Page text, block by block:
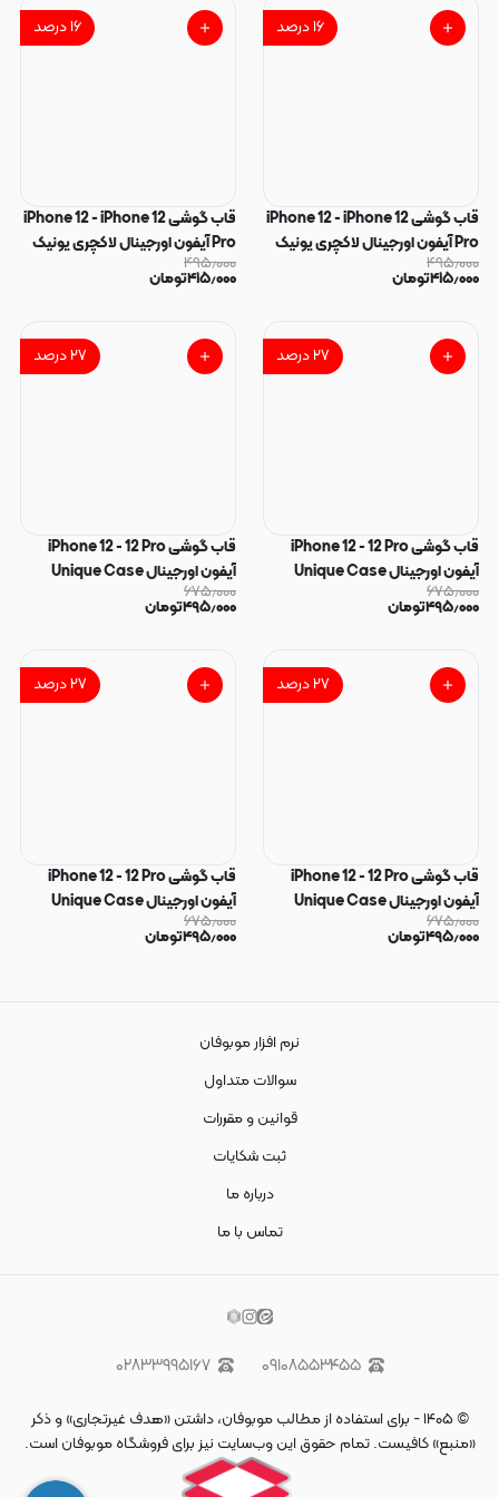
۱۶درصد
قاب گوشی iPhone 12 - iPhone 12
Pro آیفون اورجینال لاکچری یونیک
کیس شاین شطرنجی لنز نگین دار
طلایی کد 163184
۴۹۵٫۰۰۰
۴۱۵٫۰۰۰تومان
۱۶درصد
قاب گوشی iPhone 12 - iPhone 12
Pro آیفون اورجینال لاکچری یونیک
کیس شاین شطرنجی لنز نگین دار
نقره ای کد 163183
۴۹۵٫۰۰۰
۴۱۵٫۰۰۰تومان
۲۷درصد
قاب گوشی iPhone 12 - 12 Pro
آیفون اورجینال Unique Case
یونیک کیس لاکچری رزینی طرح
پاپیون کیوت کد 162775
۶۷۵٫۰۰۰
۴۹۵٫۰۰۰تومان
۲۷درصد
قاب گوشی iPhone 12 - 12 Pro
آیفون اورجینال Unique Case
یونیک کیس لاکچری رزینی طرح
پاپیون کیوت کد 162774
۶۷۵٫۰۰۰
۴۹۵٫۰۰۰تومان
۲۷درصد
قاب گوشی iPhone 12 - 12 Pro
آیفون اورجینال Unique Case
یونیک کیس لاکچری رزینی طرح قلب
کیوت کد 162773
۶۷۵٫۰۰۰
۴۹۵٫۰۰۰تومان
۲۷درصد
قاب گوشی iPhone 12 - 12 Pro
آیفون اورجینال Unique Case
یونیک کیس لاکچری رزینی طرح قلب
کیوت کد 162772
۶۷۵٫۰۰۰
۴۹۵٫۰۰۰تومان
نرم افزار موبوفان
سوالات متداول
قوانین و مقررات
ثبت شکایات
درباره ما
تماس با ما
۰۹۱۰۸۵۵۳۴۵۵ ۰۲۸۳۳۹۹۵۱۶۷
©۱۴۰۵- برای استفاده از مطالب موبوفان، داشتن «هدف غیرتجاری» و ذکر
«منبع» کافیست. تمام حقوق اين وب‌سايت نیز برای فروشگاه موبوفان است.